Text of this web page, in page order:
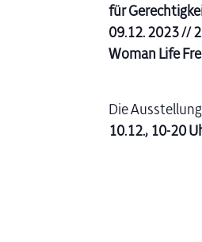
für
09.12. 2023 //
Woman Life
Die
10.12., 10-20